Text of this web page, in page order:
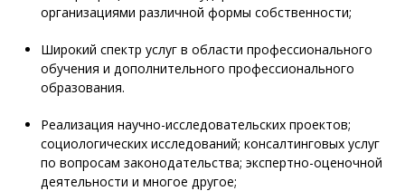
организациями различной формы собственности;
Широкий спектр услуг в области профессионального
обучения и дополнительного профессионального
образования.
Реализация научно-исследовательских проектов;
социологических исследований; консалтинговых услуг
по вопросам законодательства; экспертно-оценочной
деятельности и многое другое;